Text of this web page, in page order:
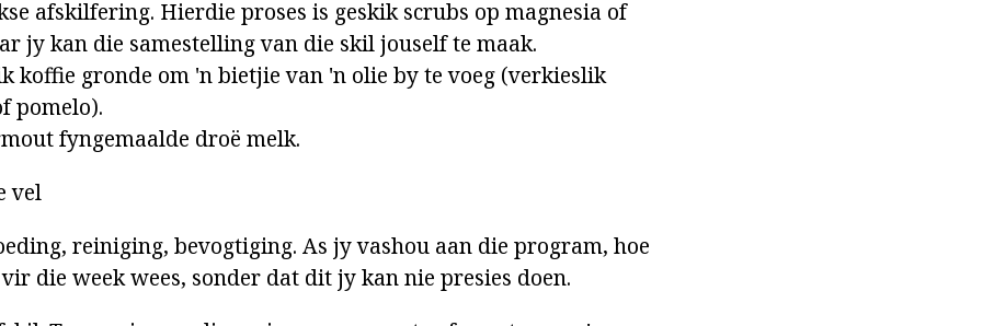
afskilfering. Hierdie proses is geskik scrubs op magnesia of
jy kan die samestelling van die skil jouself te maak.
koffie gronde om 'n bietjie van 'n olie by te voeg (verkieslik
pomelo).
fyngemaalde droë melk.
vel
reiniging, bevogtiging. As jy vashou aan die program, hoe
die week wees, sonder dat dit jy kan nie presies doen.